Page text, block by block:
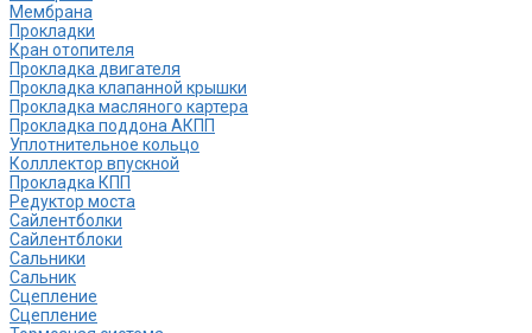
Мембрана
Прокладки
Кран отопителя
Прокладка двигателя
Прокладка клапанной крышки
Прокладка масляного картера
Прокладка поддона АКПП
Уплотнительное кольцо
Колллектор впускной
Прокладка КПП
Редуктор моста
Сайлентболки
Сайлентблоки
Сальники
Сальник
Сцепление
Сцепление